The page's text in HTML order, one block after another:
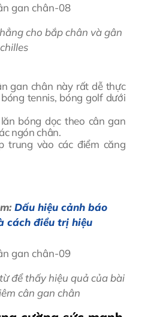
cho bắp chân và gân
gan chân này rất dễ thực
tennis, bóng golf dưới
bóng dọc theo cân gan
ngón chân.
trung vào các điểm căng
Dấu hiệu cảnh báo
cách điều trị hiệu
để thấy hiệu quả của bài
cân gan chân